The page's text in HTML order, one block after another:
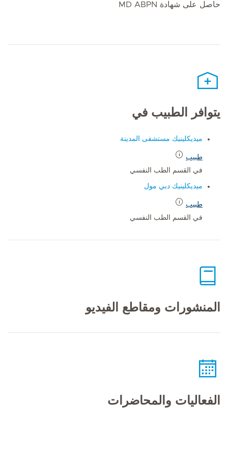
حاصل على شهادة MD ABPN
يتوافر الطبيب في
ميديكلينيك مستشفى المدينة
طبيب
في القسم الطب النفسي
ميديكلينيك دبي مول
طبيب
في القسم الطب النفسي
المنشورات ومقاطع الفيديو
الفعاليات والمحاضرات